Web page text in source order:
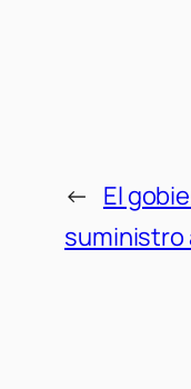
← El
suministro